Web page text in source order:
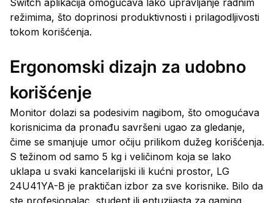
Switch aplikacija omogućava lako upravljanje radnim
režimima, što doprinosi produktivnosti i prilagodljivosti
tokom korišćenja.
Ergonomski dizajn za udobno
korišćenje
Monitor dolazi sa podesivim nagibom, što omogućava
korisnicima da pronađu savršeni ugao za gledanje,
čime se smanjuje umor očiju prilikom dužeg korišćenja.
S težinom od samo 5 kg i veličinom koja se lako
uklapa u svaki kancelarijski ili kućni prostor, LG
24U41YA-B je praktičan izbor za sve korisnike. Bilo da
ste profesionalac, student ili entuzijasta za gaming,